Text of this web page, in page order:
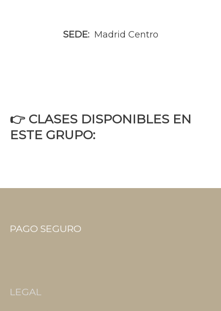
SEDE:Madrid Centro
👉 CLASES DISPONIBLES EN
ESTE GRUPO:
PAGO SEGURO
LEGAL